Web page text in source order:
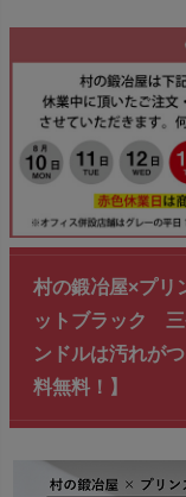
村の鍛冶屋×プ
ットブラック
ンドルは汚れが
料無料！】